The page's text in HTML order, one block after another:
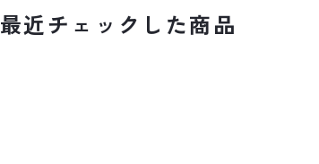
最近チェックした商品